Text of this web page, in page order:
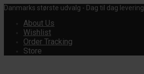
Danmarks største udvalg - Dag til dag levering
About Us
Wishlist
Order Tracking
Store